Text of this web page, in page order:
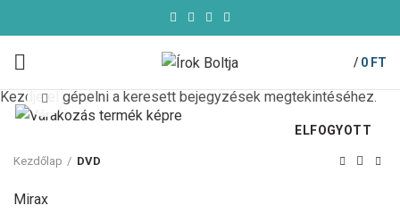
/ 0 FT
ELFOGYOTT
Click to enlarge
Kezdőlap DVD
Mirax
Kezdje el gépelni a keresett bejegyzések megtekintéséhez.